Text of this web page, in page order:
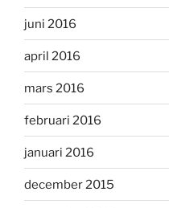
juni 2016
april 2016
mars 2016
februari 2016
januari 2016
december 2015